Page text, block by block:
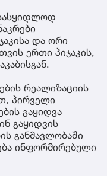
და ორი
ერთი პიჯაკის,
რეალიზაციის
პირველი
გაყიდვა
გაყიდვის
განმავლობაში
ინფორმირებული